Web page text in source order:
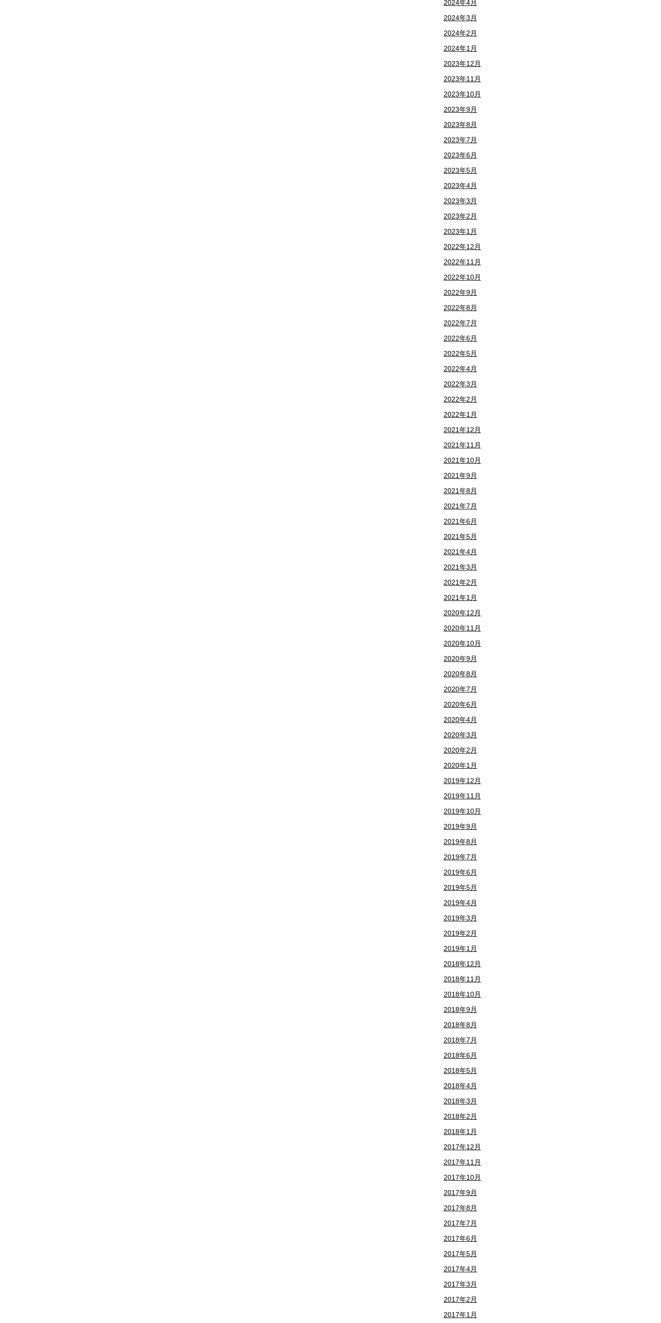
2024年4月
2024年3月
2024年2月
2024年1月
2023年12月
2023年11月
2023年10月
2023年9月
2023年8月
2023年7月
2023年6月
2023年5月
2023年4月
2023年3月
2023年2月
2023年1月
2022年12月
2022年11月
2022年10月
2022年9月
2022年8月
2022年7月
2022年6月
2022年5月
2022年4月
2022年3月
2022年2月
2022年1月
2021年12月
2021年11月
2021年10月
2021年9月
2021年8月
2021年7月
2021年6月
2021年5月
2021年4月
2021年3月
2021年2月
2021年1月
2020年12月
2020年11月
2020年10月
2020年9月
2020年8月
2020年7月
2020年6月
2020年4月
2020年3月
2020年2月
2020年1月
2019年12月
2019年11月
2019年10月
2019年9月
2019年8月
2019年7月
2019年6月
2019年5月
2019年4月
2019年3月
2019年2月
2019年1月
2018年12月
2018年11月
2018年10月
2018年9月
2018年8月
2018年7月
2018年6月
2018年5月
2018年4月
2018年3月
2018年2月
2018年1月
2017年12月
2017年11月
2017年10月
2017年9月
2017年8月
2017年7月
2017年6月
2017年5月
2017年4月
2017年3月
2017年2月
2017年1月